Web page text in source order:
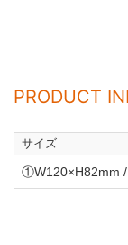
PRODUCT
サイズ
①W120×H82mm